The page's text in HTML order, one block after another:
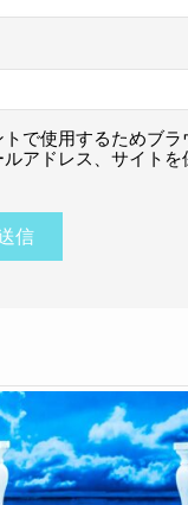
トで使用するためブラ
アドレス、サイトを